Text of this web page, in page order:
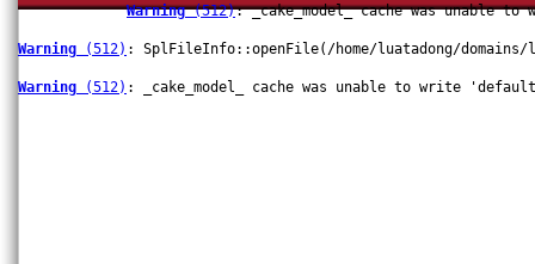
Warning (512): _cake_model_ cache was unable
Warning (512) : SplFileInfo::openFile(/home/luatadong/domains/
Warning (512) : _cake_model_ cache was unable to write